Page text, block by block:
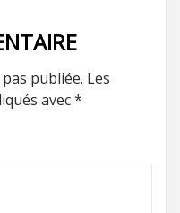
publiée. Les
avec*